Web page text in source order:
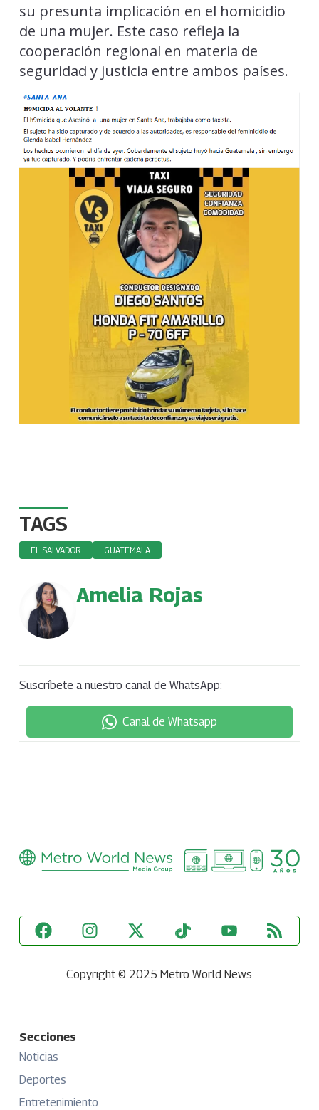
su presunta implicación en el homicidio
de una mujer. Este caso refleja la
cooperación regional en materia de
seguridad y justicia entre ambos países.
TAGS
EL SALVADOR GUATEMALA
Amelia Rojas
Suscríbete a nuestro canal de WhatsApp:
Canal de Whatsapp
Copyright © 2025 Metro World News
Secciones
Noticias
Deportes
Entretenimiento